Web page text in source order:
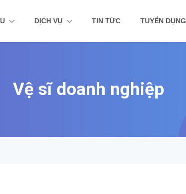
DỊCH VỤ TIN TỨC TUYỂN DỤNG
Vệ sĩ doanh nghiệp